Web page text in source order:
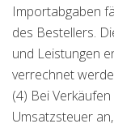
Importabgaben
des Bestellers.
und Leistungen
verrechnet
(4) Bei
Umsatzsteuer